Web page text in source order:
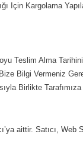
Için Kargolama
Teslim Alma
Bilgi Vermeniz
Birlikte
aittir. Satıcı,